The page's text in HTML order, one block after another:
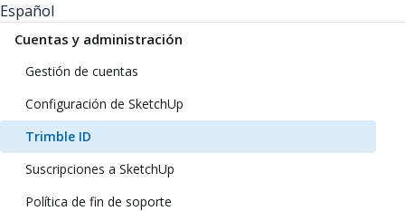
Español
Cuentas y administración
Gestión de cuentas
Configuración de SketchUp
Trimble ID
Suscripciones a SketchUp
Política de fin de soporte